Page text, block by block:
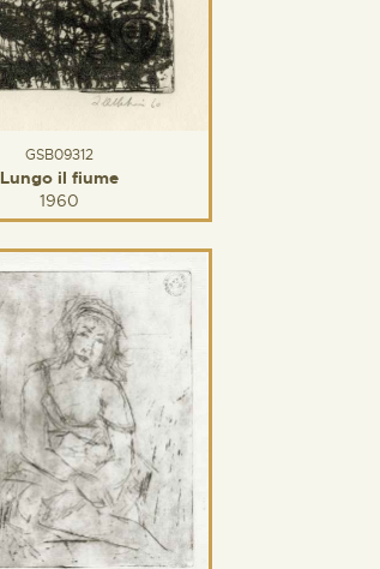
GSB09312
Lungo il fiume
1960